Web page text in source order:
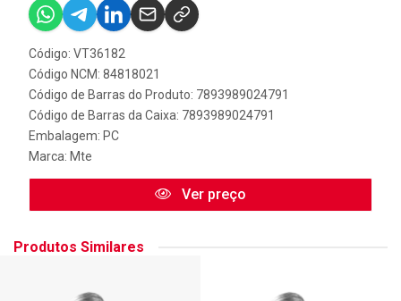
Código: VT36182
Código NCM: 84818021
Código de Barras do Produto: 7893989024791
Código de Barras da Caixa: 7893989024791
Embalagem: PC
Marca: Mte
Ver preço
Produtos Similares